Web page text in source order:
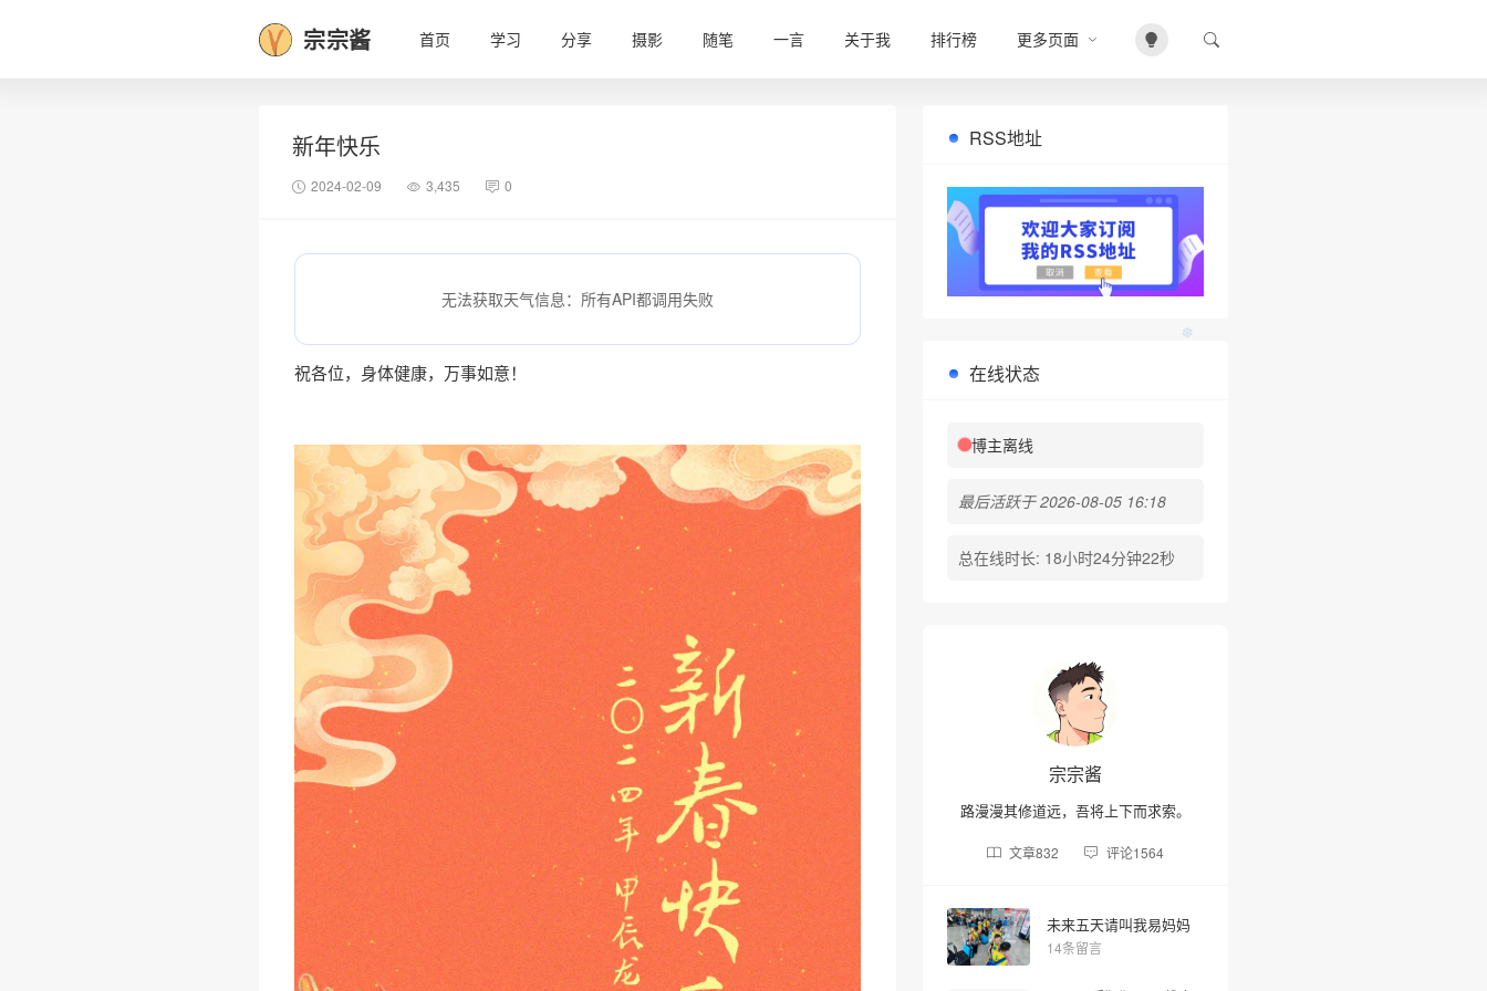
宗宗酱 首页 学习 分享 摄影 随笔 一言 关于我 排行榜 更多页面
新年快乐
2024-02-09 3,435 0
无法获取天气信息：所有API都调用失败
祝各位，身体健康，万事如意！
RSS地址
在线状态
博主离线
最后活跃于 2026-08-05 16:18
总在线时长: 18小时24分钟22秒
宗宗酱
路漫漫其修道远，吾将上下而求索。
文章832 评论1564
未来五天请叫我易妈妈
14条留言